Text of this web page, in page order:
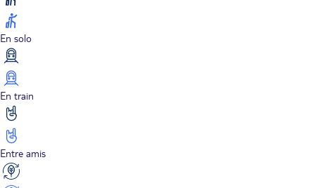
En solo
En train
Entre amis